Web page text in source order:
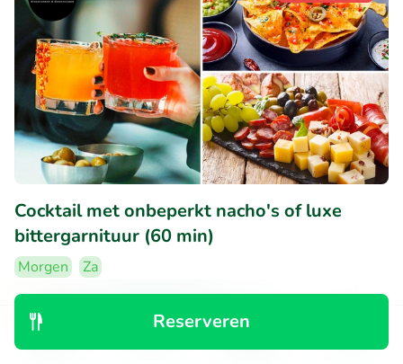
Reserveren
Cocktail met onbeperkt nacho's of luxe
bittergarnituur (60 min)
Morgen
Za
9.6